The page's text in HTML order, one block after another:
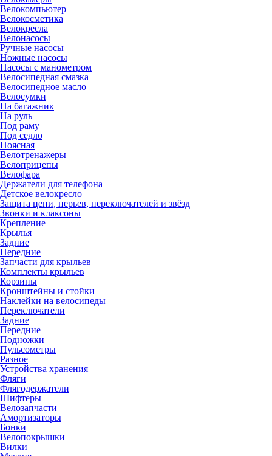
Велокомпьютер
Велокосметика
Велокресла
Велонасосы
Ручные насосы
Ножные насосы
Насосы с манометром
Велосипедная смазка
Велосипедное масло
Велосумки
На багажник
На руль
Под раму
Под седло
Поясная
Велотренажеры
Велоприцепы
Велофара
Держатели для телефона
Детское велокресло
Защита цепи, перьев, переключателей и звёзд
Звонки и клаксоны
Крепление
Крылья
Задние
Передние
Запчасти для крыльев
Комплекты крыльев
Корзины
Кронштейны и стойки
Наклейки на велосипеды
Переключатели
Задние
Передние
Подножки
Пульсометры
Разное
Устройства хранения
Фляги
Флягодержатели
Шифтеры
Велозапчасти
Амортизаторы
Бонки
Велопокрышки
Вилки